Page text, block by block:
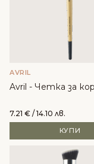
AVRIL
Avril - Четка за
7.21 € / 14.10 лв.
КУПИ